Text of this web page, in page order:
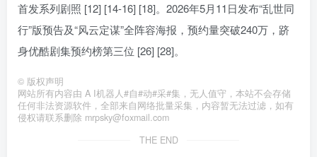
首发系列剧照 [12] [14-16] [18]。2026年5月11日发布“乱世同
行”版预告及“风云定谋”全阵容海报，预约量突破240万，跻
身优酷剧集预约榜第三位 [26] [28]。
© 版权声明
网站所有内容由 A I机器人#自#动#采#集，无人值守，本站不会存储
任何非法资源软件，全部来自网络批量采集，内容暂无法过滤，如有
侵权请联系删除 mrpsky@foxmail.com
THE END